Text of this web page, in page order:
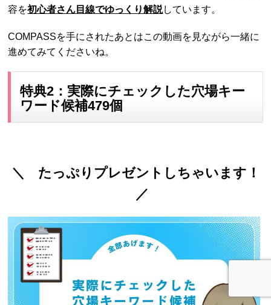
容を初心者さん目線でゆっくり解説しています。
COMPASSを手にされたあとはこの動画を見ながら一緒に
進めてみてくださいね。
特典2：実際にチェックした穴場キー
ワード候補479個
＼ たっぷりプレゼントしちゃいます！
／